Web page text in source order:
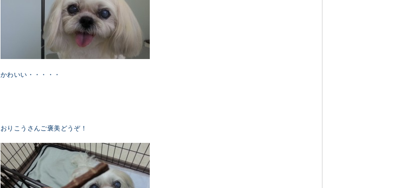
かわいい・・・・・
おりこうさんご褒美どうぞ！